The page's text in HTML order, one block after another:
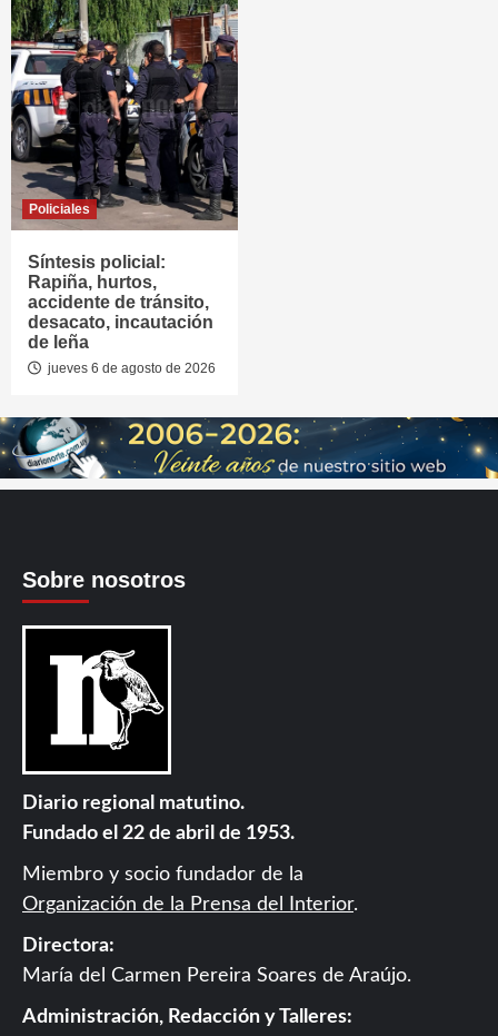
Policiales
Síntesis policial:
Rapiña, hurtos,
accidente de tránsito,
desacato, incautación
de leña
jueves 6 de agosto de 2026
Sobre nosotros
Diario regional matutino.
Fundado el 22 de abril de 1953.
Miembro y socio fundador de la
Organización de la Prensa del Interior.
Directora:
María del Carmen Pereira Soares de Araújo.
Administración, Redacción y Talleres: